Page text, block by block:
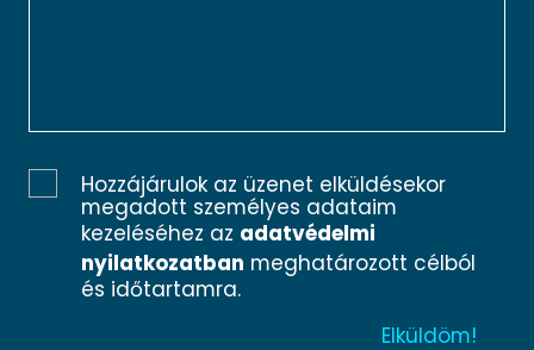
Hozzájárulok az üzenet elküldésekor
megadott személyes adataim
kezeléséhez az adatvédelmi
nyilatkozatban meghatározott célból
és időtartamra.